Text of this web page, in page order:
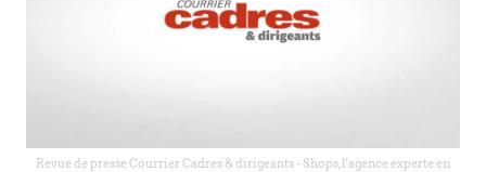
Revue de presse Courrier Cadres & dirigeants - Shops, l'agence experte en